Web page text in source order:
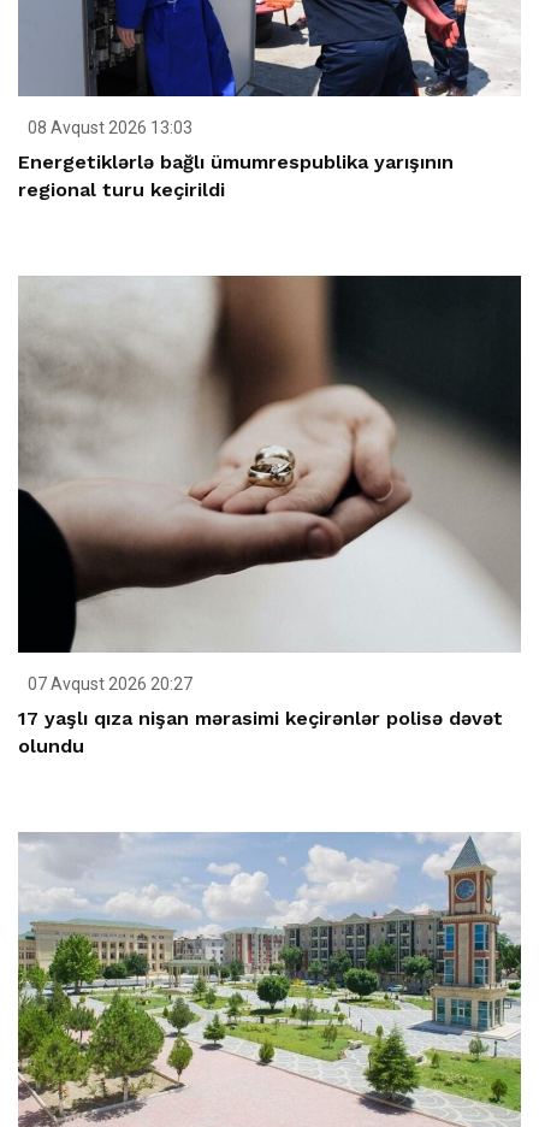
08 Avqust 2026 13:03
Energetiklərlə bağlı ümumrespublika yarışının
regional turu keçirildi
07 Avqust 2026 20:27
17 yaşlı qıza nişan mərasimi keçirənlər polisə dəvət
olundu